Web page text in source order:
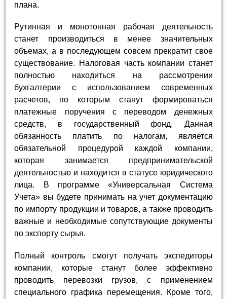
плана.
Рутинная и монотонная рабочая деятельность
станет производиться в менее значительных
объемах, а в последующем совсем прекратит свое
существование. Налоговая часть компании станет
полностью находиться на рассмотрении
бухгалтерии с использованием современных
расчетов, по которым станут формироваться
платежные поручения с переводом денежных
средств, в государственный фонд. Данная
обязанность платить по налогам, является
обязательной процедурой каждой компании,
которая занимается предпринимательской
деятельностью и находится в статусе юридического
лица. В программе «Универсальная Система
Учета» вы будете принимать на учет документацию
по импорту продукции и товаров, а также проводить
важные и необходимые сопутствующие документы
по экспорту сырья.
Полный контроль смогут получать экспедиторы
компании, которые станут более эффективно
проводить перевозки грузов, с применением
специального графика перемещения. Кроме того,